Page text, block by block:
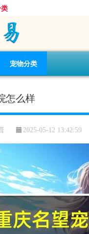
宠物分类
怎么样
2025-05-12 13:42:59